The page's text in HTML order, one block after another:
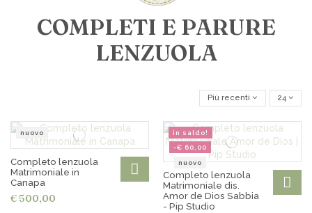
COMPLETI E PARURE
LENZUOLA
Più recenti 24
nuovo
Completo lenzuola
Matrimoniale in
Canapa
€ 500,00
in saldo!
-€ 60,00
nuovo
Completo lenzuola
Matrimoniale dis.
Amor de Dios Sabbia
- Pip Studio